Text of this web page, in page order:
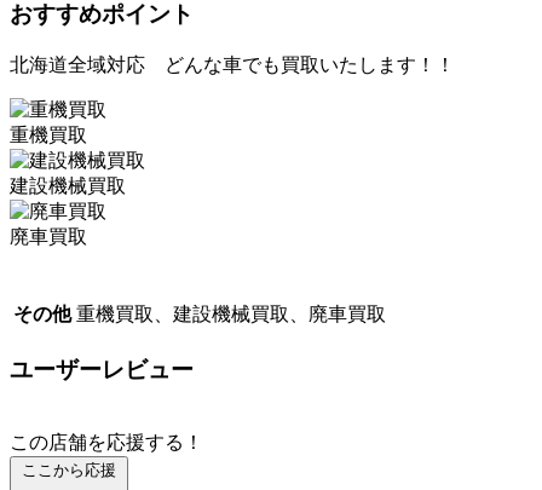
おすすめポイント
北海道全域対応 どんな車でも買取いたします！！
重機買取
建設機械買取
廃車買取
その他 重機買取、建設機械買取、廃車買取
ユーザーレビュー
この店舗を応援する！
ここから応援